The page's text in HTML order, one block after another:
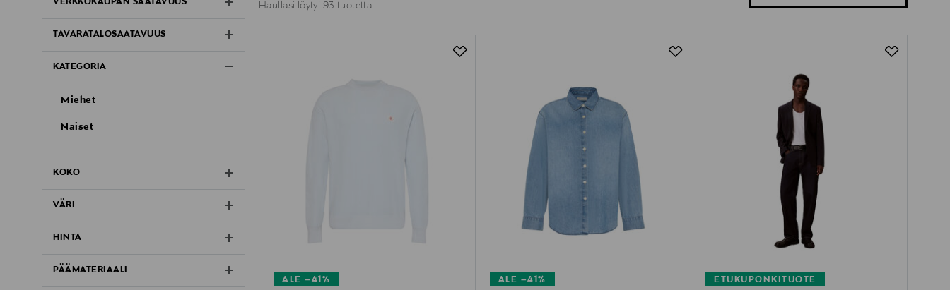
VERKKOKAUPAN SAATAVUUS
TAVARATALOSAATAVUUS
KATEGORIA
Miehet
Naiset
KOKO
VÄRI
HINTA
PÄÄMATERIAALI
Haullasi löytyi 93 tuotetta
ALE –41%
ALE –41%
ETUKUPONKITUOTE